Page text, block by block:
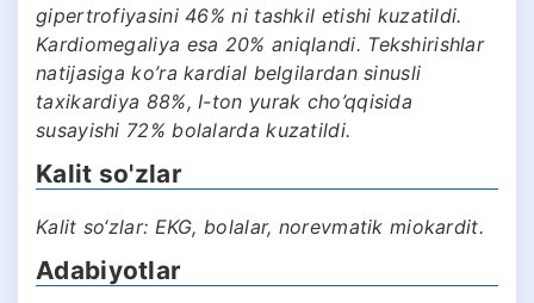
gipertrofiyasini 46% ni tashkil etishi kuzatildi.
Kardiomegaliya esa 20% aniqlandi. Tekshirishlar
natijasiga ko’ra kardial belgilardan sinusli
taxikardiya 88%, I-ton yurak cho’qqisida
susayishi 72% bolalarda kuzatildi.
Kalit so'zlar
Kalit so‘zlar: EKG, bolalar, norevmatik miokardit.
Adabiyotlar